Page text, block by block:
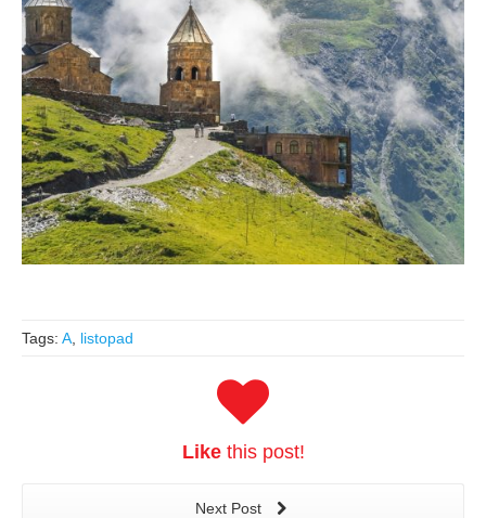
Tags: A listopad
Likethis post!
Next Post